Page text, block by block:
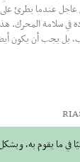
عاجل عندما يطرئ
في سلامة المحرك.
بل يجب أن يكون
في ما يقوم به،